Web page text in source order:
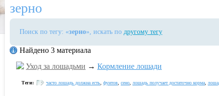
зерно
Поиск по тегу: «зерно», искать по другому тегу
Найдено 3 материала
Уход за лошадьми → Кормление лошади
Теги: часто лошадь должна есть фунтов сено лошадь получает достаточно корма